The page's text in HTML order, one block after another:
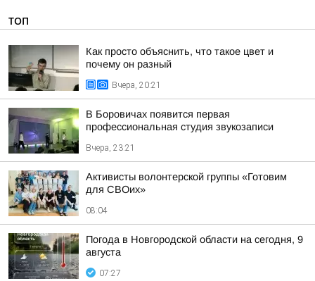
ТОП
Как просто объяснить, что такое цвет и
почему он разный
Вчера, 20:21
В Боровичах появится первая
профессиональная студия звукозаписи
Вчера, 23:21
Активисты волонтерской группы «Готовим
для СВОих»
08:04
Погода в Новгородской области на сегодня, 9
августа
07:27